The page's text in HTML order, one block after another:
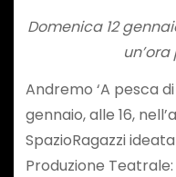
Domenica 12
Andremo ‘A pesca
gennaio, alle 16,
SpazioRagazzi
Produzione